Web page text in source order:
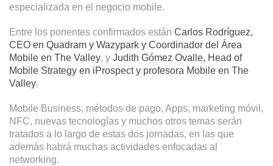
especializada en el negocio mobile.
Entre los ponentes confirmados están Carlos Rodríguez,
CEO en Quadram y Wazypark y Coordinador del Área
Mobile en The Valley, y Judith Gómez Ovalle, Head of
Mobile Strategy en iProspect y profesora Mobile en The
Valley.
Mobile Business, métodos de pago, Apps, marketing móvil,
NFC, nuevas tecnologías y muchos otros temas serán
tratados a lo largo de estas dos jornadas, en las que
además habrá muchas actividades enfocadas al
networking.